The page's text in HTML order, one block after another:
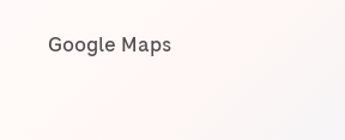
Google Maps